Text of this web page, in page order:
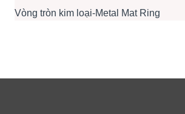
Vòng tròn kim loại-Metal Mat Ring